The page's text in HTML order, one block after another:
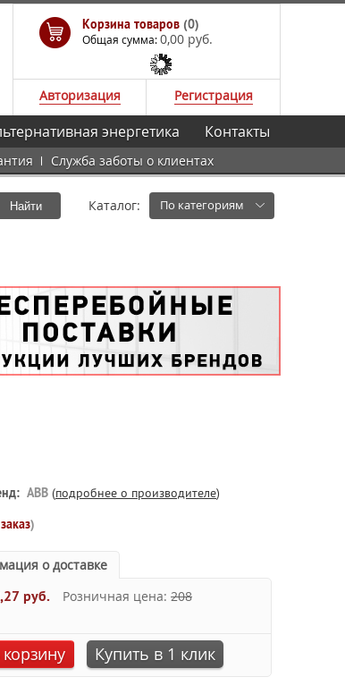
Корзина товаров (0)
Общая сумма:0,00 руб.
Авторизация Регистрация
Служба заботы о клиентах
энергетика Контакты
Найти Каталог: По категориям
ABB (подробнее о производителе)
)
о доставке
руб. Розничная цена: 208
Купить в 1 клик